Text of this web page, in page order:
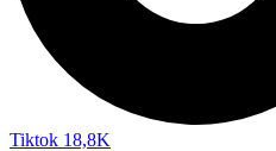
Tiktok 18,8K